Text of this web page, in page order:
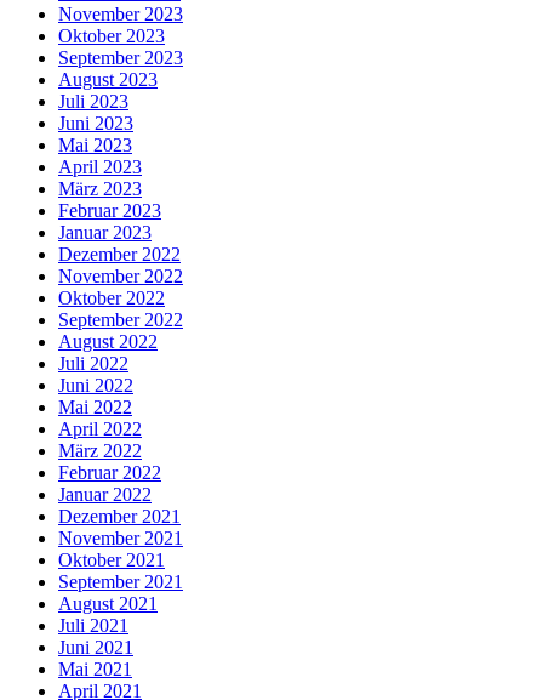
November 2023
Oktober 2023
September 2023
August 2023
Juli 2023
Juni 2023
Mai 2023
April 2023
März 2023
Februar 2023
Januar 2023
Dezember 2022
November 2022
Oktober 2022
September 2022
August 2022
Juli 2022
Juni 2022
Mai 2022
April 2022
März 2022
Februar 2022
Januar 2022
Dezember 2021
November 2021
Oktober 2021
September 2021
August 2021
Juli 2021
Juni 2021
Mai 2021
April 2021